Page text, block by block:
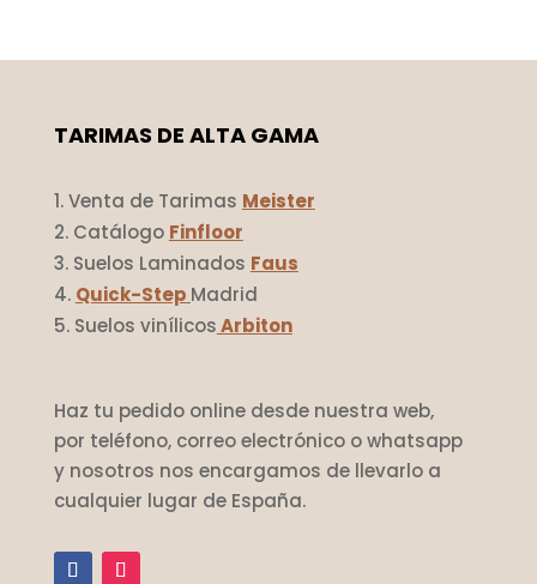
TARIMAS DE ALTA GAMA
Venta de Tarimas Meister
Catálogo Finfloor
Suelos Laminados Faus
Quick-Step Madrid
Suelos vinílicosArbiton
Haz tu pedido online desde nuestra web,
por teléfono, correo electrónico o whatsapp
y nosotros nos encargamos de llevarlo a
cualquier lugar de España.